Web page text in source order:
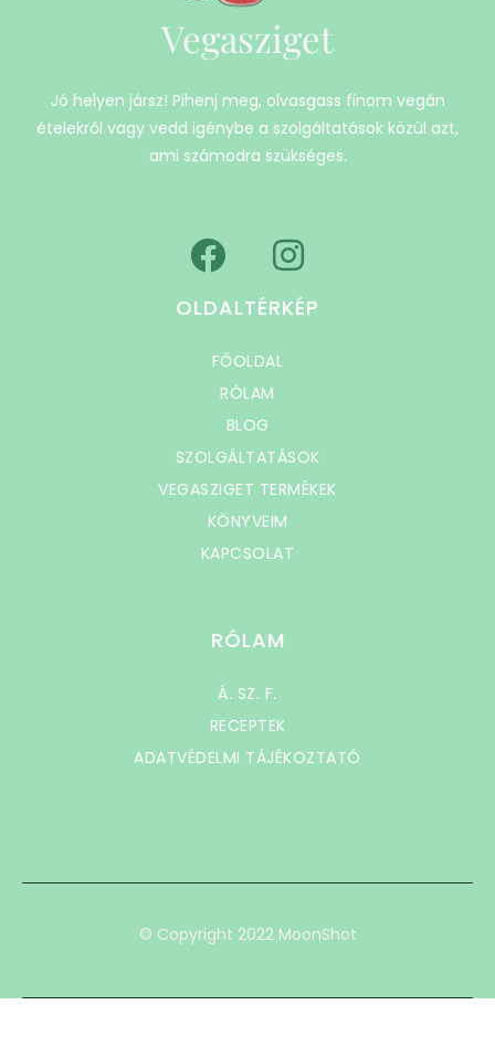
Vegasziget
Jó helyen jársz! Pihenj meg, olvasgass finom vegán
ételekről vagy vedd igénybe a szolgáltatások közül azt,
ami számodra szükséges.
OLDALTÉRKÉP
FŐOLDAL
RÓLAM
BLOG
SZOLGÁLTATÁSOK
VEGASZIGET TERMÉKEK
KÖNYVEIM
KAPCSOLAT
RÓLAM
Á. SZ. F.
RECEPTEK
ADATVÉDELMI TÁJÉKOZTATÓ
© Copyright 2022 MoonShot